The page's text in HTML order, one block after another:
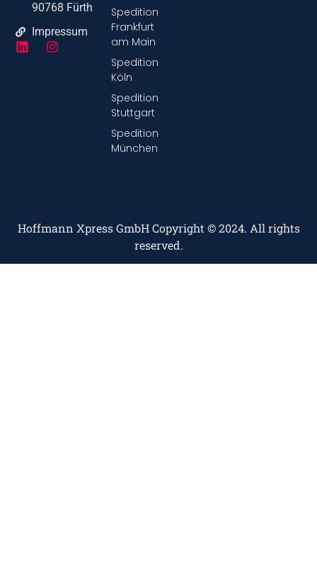
90768 Fürth
Impressum
Spedition
Frankfurt
am Main
Spedition
Köln
Spedition
Stuttgart
Spedition
München
Hoffmann Xpress GmbH Copyright © 2024. All rights
reserved.